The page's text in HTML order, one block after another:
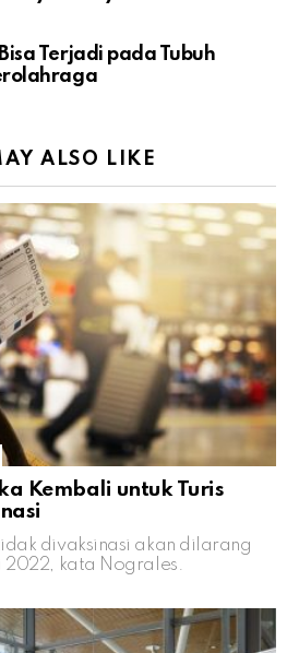
Terjadi pada Tubuh
ALSO LIKE
Kembali untuk Turis
divaksinasi akan dilarang
2022, kata Nograles.